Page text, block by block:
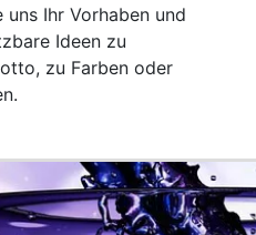
uns Ihr Vorhaben und
Ideen zu
zu Farben oder